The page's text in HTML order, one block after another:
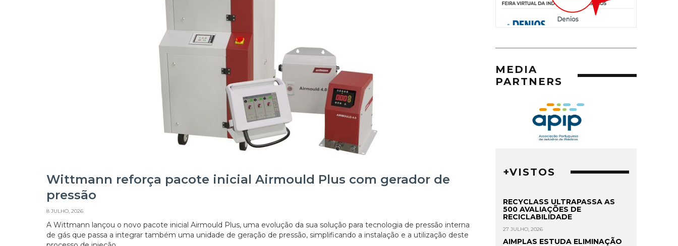
Wittmann reforça pacote inicial Airmould Plus com gerador de
pressão
8 JULHO, 2026
A Wittmann lançou o novo pacote inicial Airmould Plus, uma evolução da sua solução para tecnologia de pressão interna
de gás que passa a integrar também uma unidade de geração de pressão, simplificando a instalação e a utilização deste
MEDIA
PARTNERS
+VISTOS
RECYCLASS ULTRAPASSA AS
500 AVALIAÇÕES DE
RECICLABILIDADE
27 JULHO, 2026
AIMPLAS ESTUDA ELIMINAÇÃO